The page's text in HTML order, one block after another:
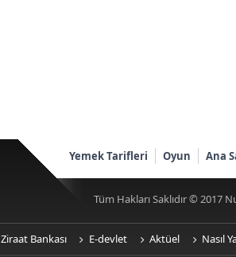
Yemek Tarifleri Oyun Ana
Tüm Hakları Saklıdır © 2017
Ziraat Bankası E-devlet Aktüel Nasıl